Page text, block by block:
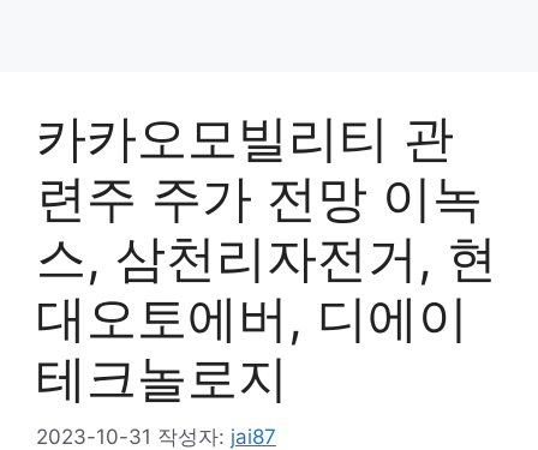
카카오모빌리티 관
련주 주가 전망 이녹
스, 삼천리자전거, 현
대오토에버, 디에이
테크놀로지
2023-10-31 작성자: jai87